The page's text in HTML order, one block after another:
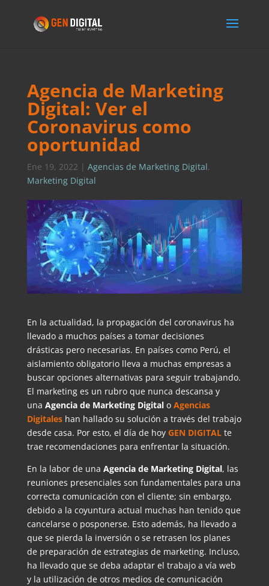
Agencia de Marketing
Digital: Ver el
Coronavirus como
oportunidad
Ene 19, 2022 | Agencias de Marketing Digital,
Marketing Digital
En la actualidad, la propagación del coronavirus ha
llevado a muchos países a tomar decisiones
drásticas pero necesarias. En países como Perú, el
aislamiento obligatorio lleva a muchas empresas a
buscar opciones alternativas para seguir trabajando.
El marketing es un rubro que nunca descansa y
una Agencia de Marketing Digitalo Agencias
Digitaleshan hallado su solución a través del trabajo
desde casa. Por esto, el día de hoy GEN DIGITALte
trae recomendaciones para enfrentar la situación.
En la labor de una Agencia de Marketing Digital, las
reuniones presenciales son fundamentales para una
correcta comunicación con el cliente; sin embargo,
debido a la coyuntura actual muchas han tenido que
cancelarse o posponerse. Esto además, ha llevado a
que se pierda la inversión o se retrasen los planes
de preparación de estrategias de marketing. Incluso,
ha llevado que se deba adaptar el trabajo a vía web
y la utilización de otros medios de comunicación